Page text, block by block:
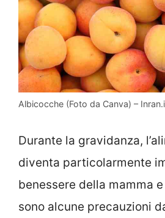
Albicocche (Foto da Canva) –
Durante la gravidanza,
diventa particolarmente
benessere della mamma
sono alcune precauzioni